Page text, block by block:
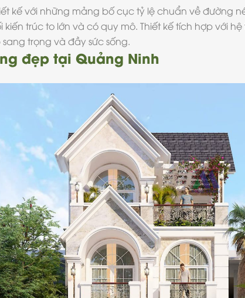
kế với những mảng bố cục tỷ lệ chuẩn về đường
trúc to lớn và có quy mô. Thiết kế tích hợp với
trọng và đầy sức sống.
đẹp tại Quảng Ninh